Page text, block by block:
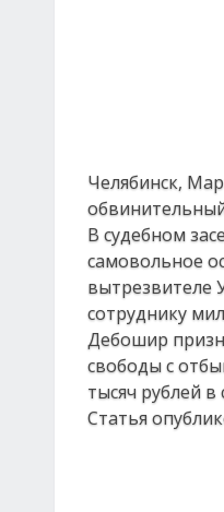
Челябинск,
В судебном
самовольное
вытрезвителе
сотруднику
Дебошир
свободы с
тысяч рублей
Статья